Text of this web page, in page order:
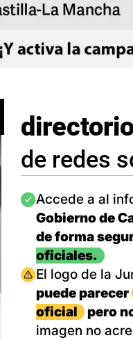
de redes
Imagen
Accede a al
Gobierno de
de forma
oficiales.
Imagen
El logo de la
puede parecer
oficial
pero
imagen no